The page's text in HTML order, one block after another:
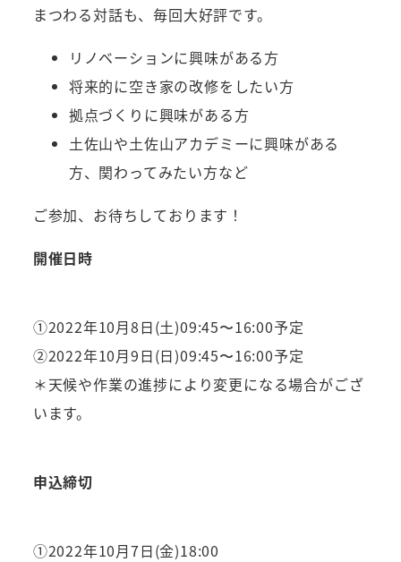
まつわる対話も、毎回大好評です。
リノベーションに興味がある方
将来的に空き家の改修をしたい方
拠点づくりに興味がある方
土佐山や土佐山アカデミーに興味がある
方、関わってみたい方など
ご参加、お待ちしております！
開催日時
①2022年10月8日(土)09:45〜16:00予定
②2022年10月9日(日)09:45〜16:00予定
＊天候や作業の進捗により変更になる場合がござ
います。
申込締切
①2022年10月7日(金)18:00